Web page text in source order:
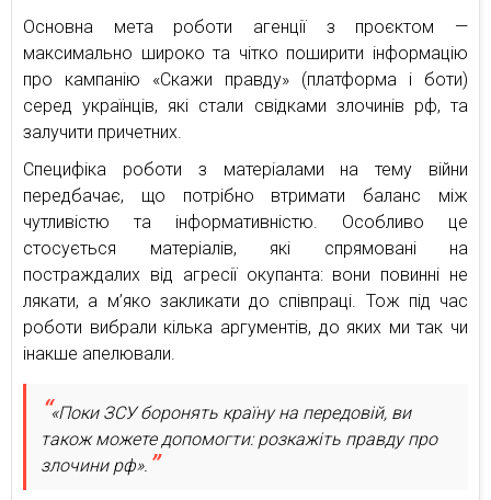
Основна мета роботи агенції з проєктом —
максимально широко та чітко поширити інформацію
про кампанію «Скажи правду» (платформа і боти)
серед українців, які стали свідками злочинів рф, та
залучити причетних.
Специфіка роботи з матеріалами на тему війни
передбачає, що потрібно втримати баланс між
чутливістю та інформативністю. Особливо це
стосується матеріалів, які спрямовані на
постраждалих від агресії окупанта: вони повинні не
лякати, а м’яко закликати до співпраці. Тож під час
роботи вибрали кілька аргументів, до яких ми так чи
інакше апелювали.
«Поки ЗСУ боронять країну на передовій, ви
також можете допомогти: розкажіть правду про
злочини рф».